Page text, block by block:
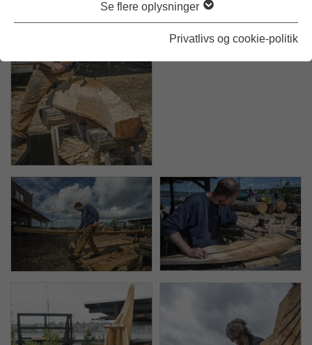
Se flere oplysninger
Privatlivs og cookie-politik